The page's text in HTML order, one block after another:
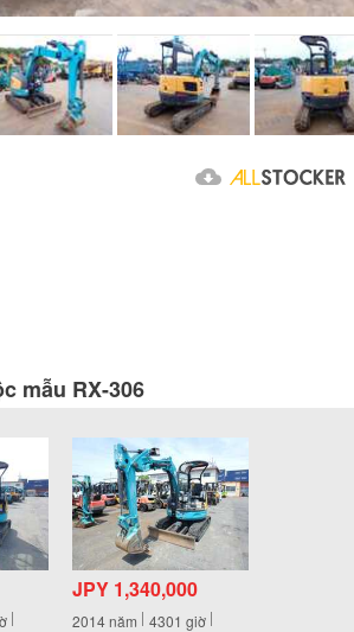
mẫu RX-306
JPY 1,340,000
2014năm 4301 giờ